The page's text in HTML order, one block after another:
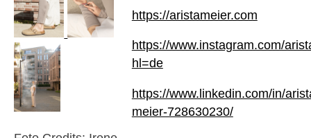
https://aristameier.com
https://www.instagram.com/
hl=de
https://www.linkedin.com/in/
meier-728630230/